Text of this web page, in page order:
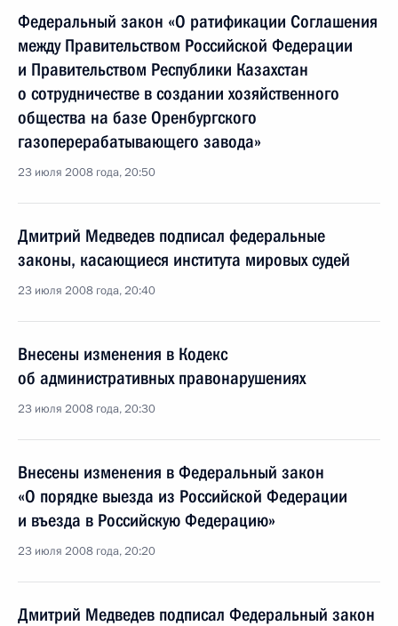
Федеральный закон «О ратификации Соглашения
между Правительством Российской Федерации
и Правительством Республики Казахстан
о сотрудничестве в создании хозяйственного
общества на базе Оренбургского
газоперерабатывающего завода»
23 июля 2008 года, 20:50
Дмитрий Медведев подписал федеральные
законы, касающиеся института мировых судей
23 июля 2008 года, 20:40
Внесены изменения в Кодекс
об административных правонарушениях
23 июля 2008 года, 20:30
Внесены изменения в Федеральный закон
«О порядке выезда из Российской Федерации
и въезда в Российскую Федерацию»
23 июля 2008 года, 20:20
Дмитрий Медведев подписал Федеральный закон